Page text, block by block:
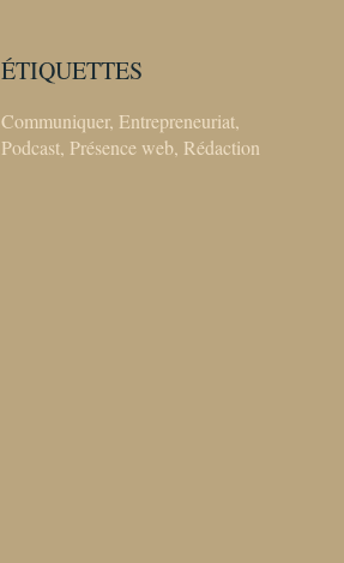
ÉTIQUETTES
Communiquer, Entrepreneuriat,
Podcast, Présence web, Rédaction